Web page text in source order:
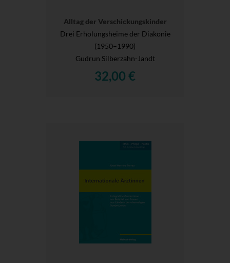
Alltag der Verschickungskinder
Drei Erholungsheime der Diakonie
(1950–1990)
Gudrun Silberzahn-Jandt
32,00 €